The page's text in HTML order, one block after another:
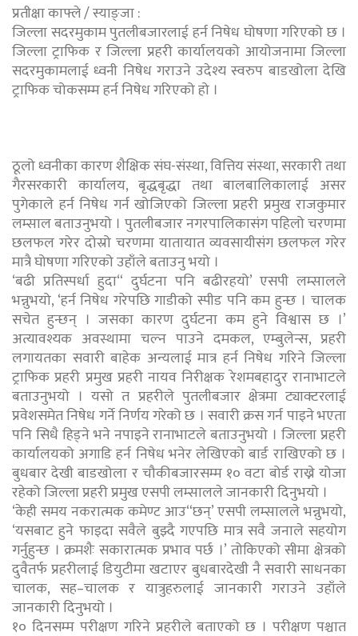
प्रतीक्षा काफ्ले / स्याङ्जा :
जिल्ला सदरमुकाम पुतलीबजारलाई हर्न निषेध घोषणा गरिएको छ ।
जिल्ला ट्राफिक र जिल्ला प्रहरी कार्यालयको आयोजनामा जिल्ला
सदरमुकामलाई ध्वनी निषेध गराउने उदेश्य स्वरुप बाडखोला देखि
ट्राफिक चोकसम्म हर्न निषेध गरिएको हो ।
ठूलो ध्वनीका कारण शैक्षिक संघ-संस्था, वित्तिय संस्था, सरकारी तथा
गैरसरकारी कार्यालय, बृद्धबृद्धा तथा बालबालिकालाई असर
पुगेकाले हर्न निषेध गर्न खोजिएको जिल्ला प्रहरी प्रमुख राजकुमार
लम्साल बताउनुभयो । पुतलीबजार नगरपालिकासंग पहिलो चरणमा
छलफल गरेर दोस्रो चरणमा यातायात व्यवसायीसंग छलफल गरेर
मात्रै घोषणा गरिएको उहाँले बताउनु भयो ।
‘बढी प्रतिस्पर्धा हुदा“ दुर्घटना पनि बढीरहयो’ एसपी लम्सालले
भन्नुभयो, ‘हर्न निषेध गरेपछि गाडीको स्पीड पनि कम हुन्छ । चालक
सचेत हुन्छन् । जसका कारण दुर्घटना कम हुने विश्वास छ ।’
अत्यावश्यक अवस्थामा चल्न पाउने दमकल, एम्बुलेन्स, प्रहरी
लगायतका सवारी बाहेक अन्यलाई मात्र हर्न निषेध गरिने जिल्ला
ट्राफिक प्रहरी प्रमुख प्रहरी नायव निरीक्षक रेशमबहादुर रानाभाटले
बताउनुभयो । यसो त प्रहरीले पुतलीबजार क्षेत्रमा ट्याक्टरलाई
प्रवेशसमेत निषेध गर्ने निर्णय गरेको छ । सवारी क्रस गर्न पाइने भएता
पनि सिधै हिड्ने भने नपाइने रानाभाटले बताउनुभयो । जिल्ला प्रहरी
कार्यालयको अगाडि हर्न निषेध भनेर लेखिएको बार्ड राखिएको छ ।
बुधबार देखी बाडखोला र चौकीबजारसम्म १० वटा बोर्ड राख्ने योजा
रहेको जिल्ला प्रहरी प्रमुख एसपी लम्सालले जानकारी दिनुभयो ।
‘केही समय नकरात्मक कमेण्ट आउ“छन्’ एसपी लम्सालले भन्नुभयो,
‘यसबाट हुने फाइदा सवैले बुझ्दै गएपछि मात्र सवै जनाले सहयोग
गर्नुहुन्छ । क्रमशैः सकारात्मक प्रभाव पर्छ ।’ तोकिएको सीमा क्षेत्रको
दुवैतर्फ प्रहरीलाई डियुटीमा खटाएर बुधबारदेखी नै सवारी साधनका
चालक, सह–चालक र यात्रुहरुलाई जानकारी गराउने उहाँले
जानकारी दिनुभयो ।
१० दिनसम्म परीक्षण गरिने प्रहरीले बताएको छ । परीक्षण पश्चात